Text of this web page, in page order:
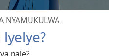
NYAMUKULWA
nale?